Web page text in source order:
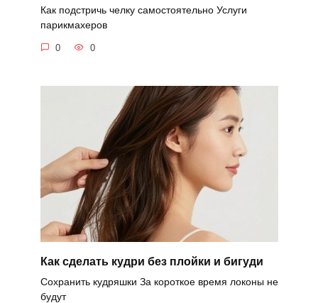
Как подстричь челку самостоятельно Услуги
парикмахеров
0 0
Как сделать кудри без плойки и бигуди
Сохранить кудряшки За короткое время локоны не
будут